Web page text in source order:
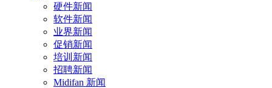
硬件新闻
软件新闻
业界新闻
促销新闻
培训新闻
招聘新闻
Midifan 新闻